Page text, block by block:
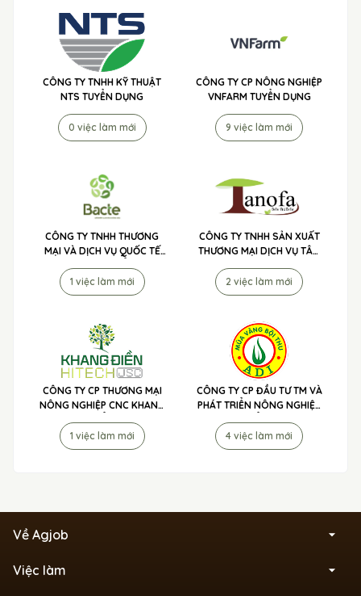
CÔNG TY TNHH KỸ THUẬT
NTS TUYỂN DỤNG
0 việc làm mới
CÔNG TY CP NÔNG NGHIỆP
VNFARM TUYỂN DỤNG
9 việc làm mới
CÔNG TY TNHH THƯƠNG
MẠI VÀ DỊCH VỤ QUỐC TẾ
TIP TO MÃ LAI TUYỂN DỤNG
1 việc làm mới
CÔNG TY TNHH SẢN XUẤT
THƯƠNG MẠI DỊCH VỤ TÂN
NÔNG PHÁT - PHÂN BÓN 3
TỐT TUYỂN DỤNG
2 việc làm mới
CÔNG TY CP THƯƠNG MẠI
NÔNG NGHIỆP CNC KHANG
ĐIỀN TUYỂN DỤNG
1 việc làm mới
CÔNG TY CP ĐẦU TƯ TM VÀ
PHÁT TRIỂN NÔNG NGHIỆP
ADI TUYỂN DỤNG
4 việc làm mới
Về Agjob
Việc làm